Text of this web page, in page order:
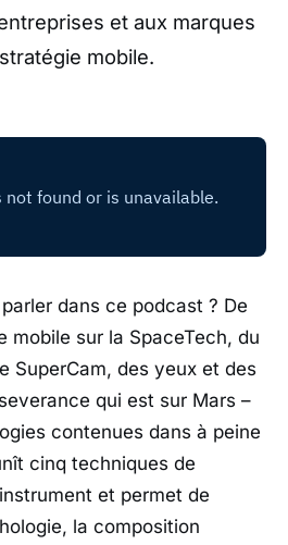
et aux marques
mobile.
dans ce podcast ? De
mobile sur la SpaceTech, du
SuperCam, des yeux et des
qui est sur Mars –
contenues dans à peine
cinq techniques de
et permet de
la composition